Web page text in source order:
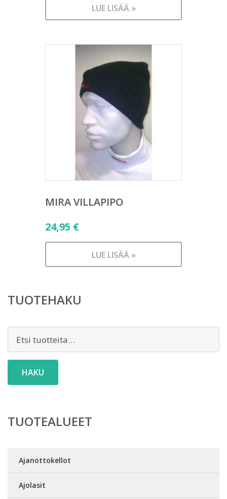
LUE LISÄÄ »
MIRA VILLAPIPO
24,95 €
LUE LISÄÄ »
TUOTEHAKU
HAKU
TUOTEALUEET
Ajanottokellot
Ajolasit